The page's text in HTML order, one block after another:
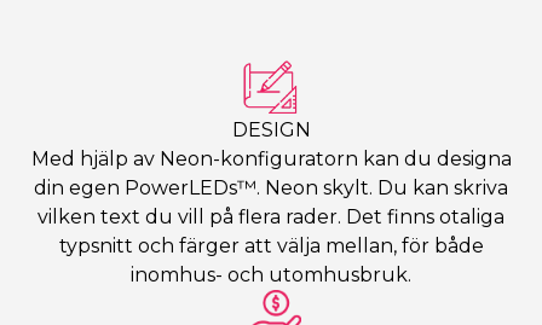
DESIGN
Med hjälp av Neon-konfiguratorn kan du designa
din egen PowerLEDs™. Neon skylt. Du kan skriva
vilken text du vill på flera rader. Det finns otaliga
typsnitt och färger att välja mellan, för både
inomhus- och utomhusbruk.